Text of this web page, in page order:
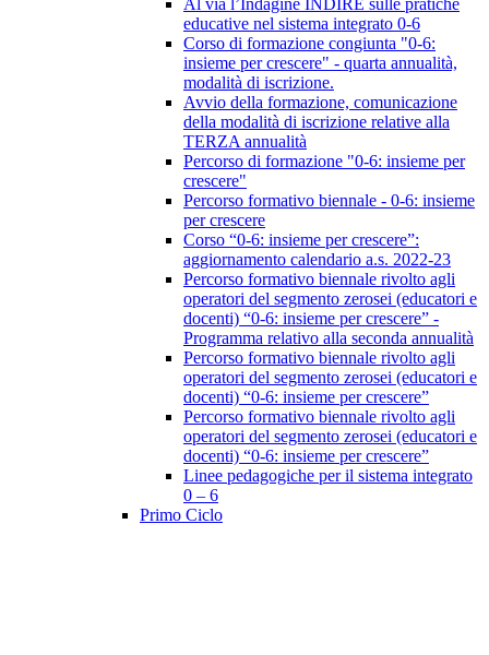
Al via l’Indagine INDIRE sulle pratiche
educative nel sistema integrato 0-6
Corso di formazione congiunta "0-6:
insieme per crescere" - quarta annualità,
modalità di iscrizione.
Avvio della formazione, comunicazione
della modalità di iscrizione relative alla
TERZA annualità
Percorso di formazione "0-6: insieme per
crescere"
Percorso formativo biennale - 0-6: insieme
per crescere
Corso “0-6: insieme per crescere”:
aggiornamento calendario a.s. 2022-23
Percorso formativo biennale rivolto agli
operatori del segmento zerosei (educatori e
docenti) “0-6: insieme per crescere” -
Programma relativo alla seconda annualità
Percorso formativo biennale rivolto agli
operatori del segmento zerosei (educatori e
docenti) “0-6: insieme per crescere”
Percorso formativo biennale rivolto agli
operatori del segmento zerosei (educatori e
docenti) “0-6: insieme per crescere”
Linee pedagogiche per il sistema integrato
0 – 6
Primo Ciclo